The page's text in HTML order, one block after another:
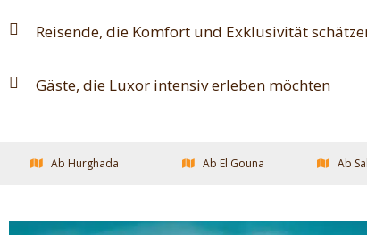
Reisende, die Komfort und Exklusivität
Gäste, die Luxor intensiv erleben möchten
Ab Hurghada Ab El Gouna Ab